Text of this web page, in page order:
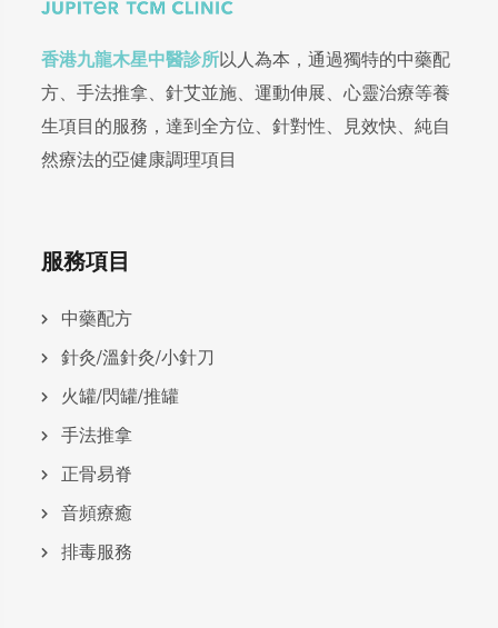
香港九龍木星中醫診所以人為本，通過獨特的中藥配
方、手法推拿、針艾並施、運動伸展、心靈治療等養
生項目的服務，達到全方位、針對性、見效快、純自
然療法的亞健康調理項目
服務項目
中藥配方
針灸/溫針灸/小針刀
火罐/閃罐/推罐
手法推拿
正骨易脊
⾳頻療癒
排毒服務